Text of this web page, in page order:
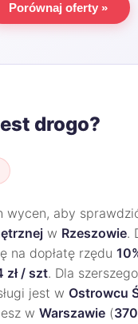
Porównaj oferty »
drogo?
wycen, aby
w Rzeszowie.
na dopłatę rzędu
zł / szt. Dla
jest w Ostrowcu
w Warszawie (